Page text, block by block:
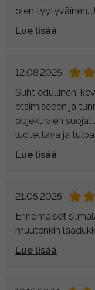
olen tyytyväinen.
Lue lisää
12.08.2025
Suht edullinen,
etsimiseeen ja
objektiivien
luotettava ja
rämpiessä.
Lue lisää
21.05.2025
Erinomaiset
muutenkin
Lue lisää